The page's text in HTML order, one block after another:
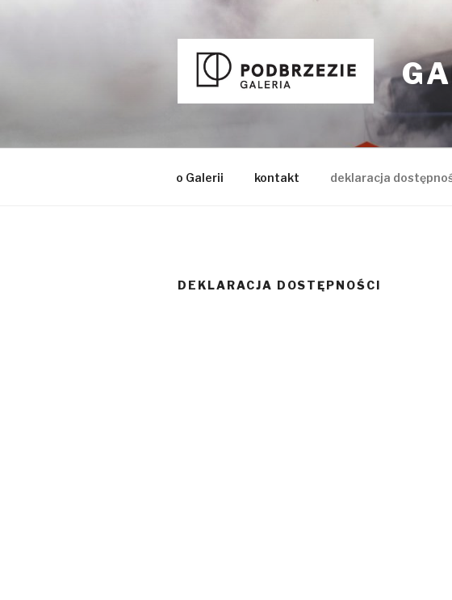
o Galerii kontakt deklaracja
DEKLARACJA DOSTĘPNOŚCI